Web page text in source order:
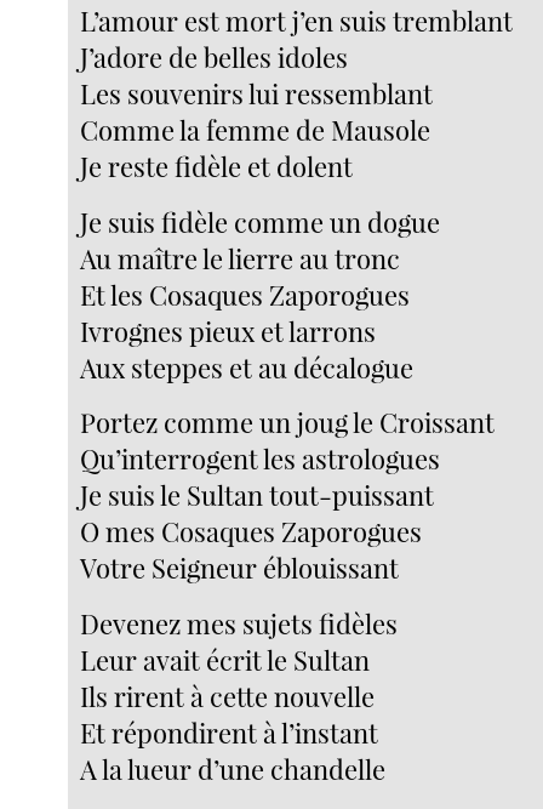
L’amour est mort j’en suis tremblant
J’adore de belles idoles
Les souvenirs lui ressemblant
Comme la femme de Mausole
Je reste fidèle et dolent
Je suis fidèle comme un dogue
Au maître le lierre au tronc
Et les Cosaques Zaporogues
Ivrognes pieux et larrons
Aux steppes et au décalogue
Portez comme un joug le Croissant
Qu’interrogent les astrologues
Je suis le Sultan tout-puissant
O mes Cosaques Zaporogues
Votre Seigneur éblouissant
Devenez mes sujets fidèles
Leur avait écrit le Sultan
Ils rirent à cette nouvelle
Et répondirent à l’instant
A la lueur d’une chandelle